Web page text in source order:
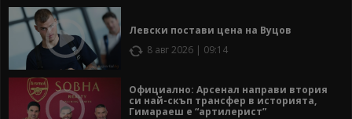
Левски постави цена на Вуцов
8 авг 2026 | 09:14
Официално: Арсенал направи втория
си най-скъп трансфер в историята,
Гимараеш е “артилерист”